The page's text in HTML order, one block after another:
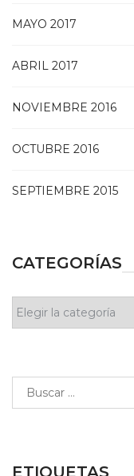
MAYO 2017
ABRIL 2017
NOVIEMBRE 2016
OCTUBRE 2016
SEPTIEMBRE 2015
CATEGORÍAS
ETIQUETAS